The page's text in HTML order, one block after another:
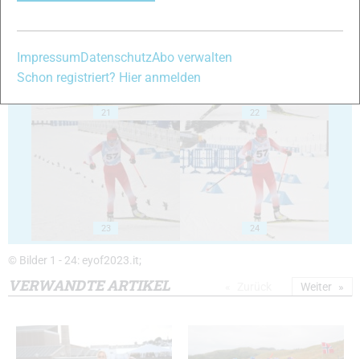
21 22
23 24
© Bilder 1 - 24: eyof2023.it;
VERWANDTE ARTIKEL Weiter
ImpressumDatenschutzAbo verwalten
Schon registriert? Hier anmelden